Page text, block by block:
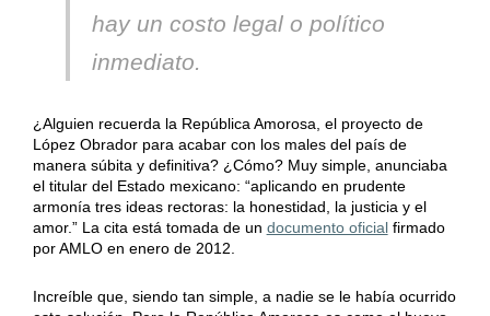
hay un costo legal o político
inmediato.
¿Alguien recuerda la República Amorosa, el proyecto de
López Obrador para acabar con los males del país de
manera súbita y definitiva? ¿Cómo? Muy simple, anunciaba
el titular del Estado mexicano: “aplicando en prudente
armonía tres ideas rectoras: la honestidad, la justicia y el
amor.” La cita está tomada de un documento oficialfirmado
por AMLO en enero de 2012.
Increíble que, siendo tan simple, a nadie se le había ocurrido